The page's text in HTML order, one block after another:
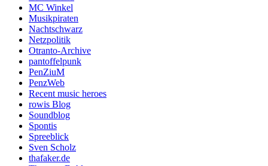
MC Winkel
Musikpiraten
Nachtschwarz
Netzpolitik
Otranto-Archive
pantoffelpunk
PenZiuM
PenzWeb
Recent music heroes
rowis Blog
Soundblog
Spontis
Spreeblick
Sven Scholz
thafaker.de